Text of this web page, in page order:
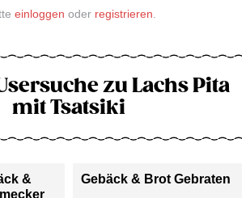
einloggen oder registrieren
zu Lachs Pita
mit Tsatsiki
&
Gebäck & Brot Gebraten